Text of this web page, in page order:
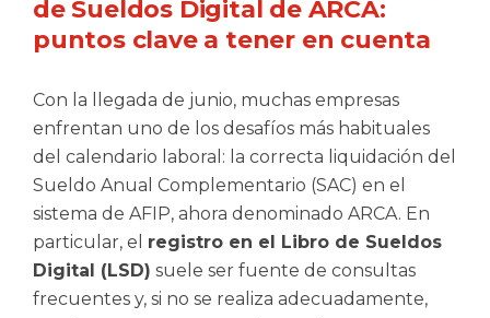
de Sueldos Digital de ARCA:
puntos clave a tener en cuenta
Con la llegada de junio, muchas empresas
enfrentan uno de los desafíos más habituales
del calendario laboral: la correcta liquidación del
Sueldo Anual Complementario (SAC) en el
sistema de AFIP, ahora denominado ARCA. En
particular, el registro en el Libro de Sueldos
Digital (LSD) suele ser fuente de consultas
frecuentes y, si no se realiza adecuadamente,